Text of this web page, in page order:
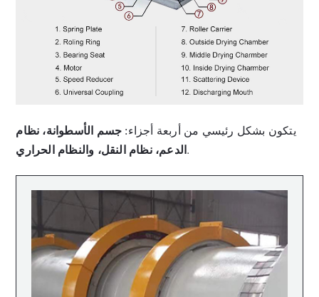
يتكون بشكل رئيسي من أربعة أجزاء: جسم الأسطوانة، نظام
الدعم، نظام النقل، والنظام الحراري.